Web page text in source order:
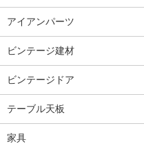
アイアンパーツ
ビンテージ建材
ビンテージドア
テーブル天板
家具